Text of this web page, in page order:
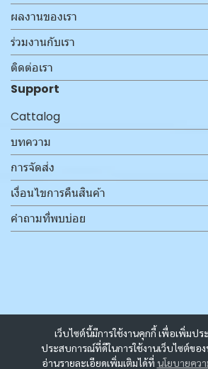
เว็บไซต์นี้มีการใช้งานคุกกี้ เพื่อเพิ่มป
ประสบการณ์ที่ดีในการใช้งานเว็บไซต์ขอ
อ่านรายละเอียดเพิ่มเติมได้ที่ นโยบายคว
ผลงานของเรา
ร่วมงานกับเรา
ติดต่อเรา
Support
Cattalog
บทความ
การจัดส่ง
เงื่อนไขการคืนสินค้า
คำถามที่พบบ่อย